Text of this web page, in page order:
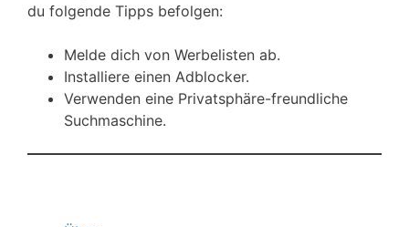
du folgende Tipps befolgen:
Melde dich von Werbelisten ab.
Installiere einen Adblocker.
Verwenden eine Privatsphäre-freundliche
Suchmaschine.